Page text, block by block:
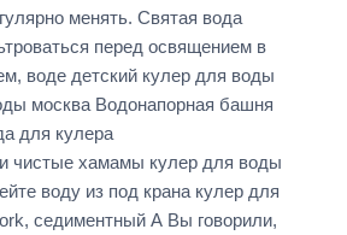
менять. Святая вода
перед освящением в
воде детский кулер для воды
москва Водонапорная башня
для кулера
чистые хамамы кулер для воды
воду из под крана кулер для
седиментный А Вы говорили,